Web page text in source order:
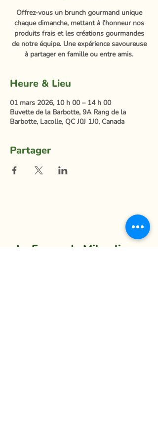
Offrez-vous un brunch gourmand unique
chaque dimanche, mettant à l’honneur nos
produits frais et les créations gourmandes
de notre équipe. Une expérience savoureuse
à partager en famille ou entre amis.
Heure & Lieu
01 mars 2026, 10 h 00 – 14 h 00
Buvette de la Barbotte, 9A Rang de la
Barbotte, Lacolle, QC J0J 1J0, Canada
Partager
La Ferme du Mihouli